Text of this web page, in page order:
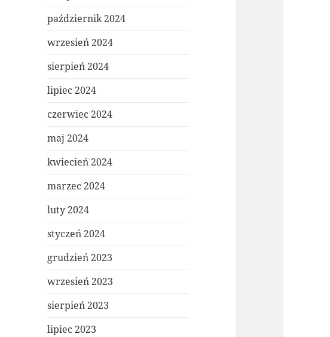
październik 2024
wrzesień 2024
sierpień 2024
lipiec 2024
czerwiec 2024
maj 2024
kwiecień 2024
marzec 2024
luty 2024
styczeń 2024
grudzień 2023
wrzesień 2023
sierpień 2023
lipiec 2023